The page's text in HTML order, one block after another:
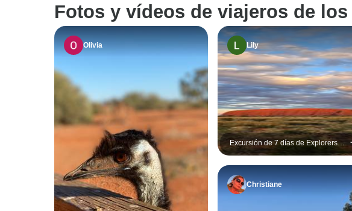
Fotos y vídeos de viajeros de
Olivia Lily
Excursión de 7 días de Explorers
Way de Adelaida a Alice Springs
con alojamiento
Christiane